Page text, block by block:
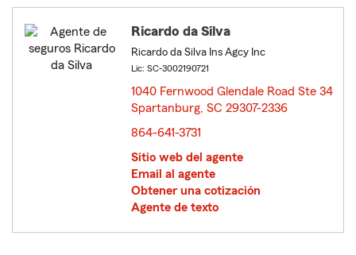
Ricardo da Silva
Ricardo da Silva Ins Agcy Inc
Lic: SC-3002190721
1040 Fernwood Glendale Road Ste 34
Spartanburg, SC 29307-2336
864-641-3731
Sitio web del agente
Email al agente
Obtener una cotización
Agente de texto